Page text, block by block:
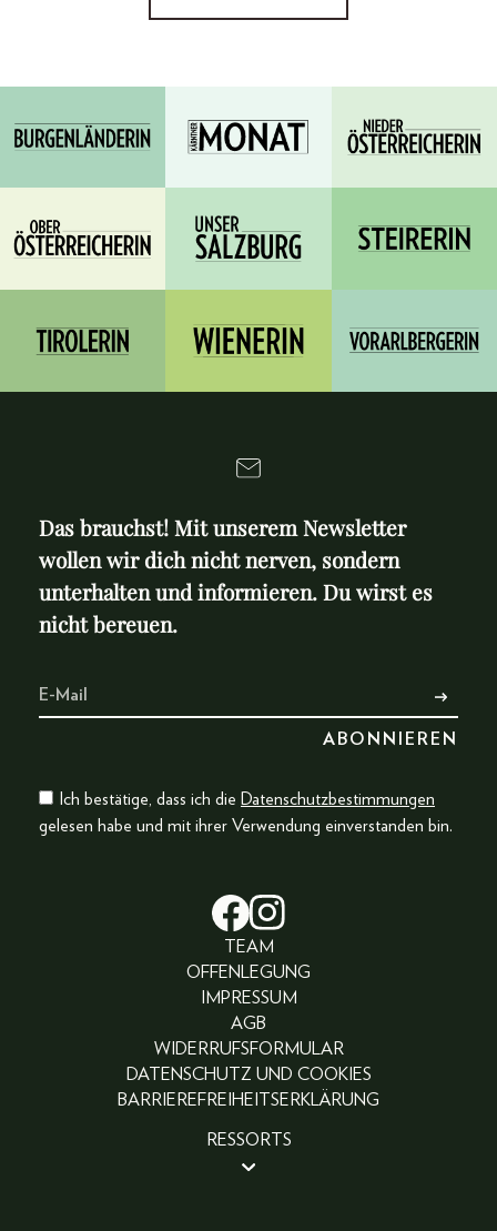
Das brauchst! Mit unserem Newsletter
wollen wir dich nicht nerven, sondern
unterhalten und informieren. Du wirst es
nicht bereuen.
Ich bestätige, dass ich die Datenschutzbestimmungen
gelesen habe und mit ihrer Verwendung einverstanden bin.
TEAM
OFFENLEGUNG
IMPRESSUM
AGB
WIDERRUFSFORMULAR
DATENSCHUTZ UND COOKIES
BARRIEREFREIHEITSERKLÄRUNG
RESSORTS